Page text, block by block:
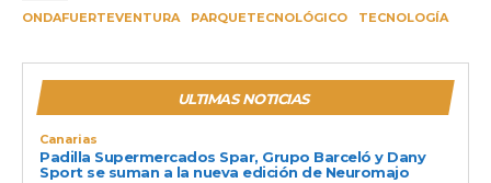
ONDAFUERTEVENTURA
PARQUETECNOLÓGICO TECNOLOGÍA
ULTIMAS NOTICIAS
Canarias
Padilla Supermercados Spar, Grupo Barceló y Dany
Sport se suman a la nueva edición de Neuromajo